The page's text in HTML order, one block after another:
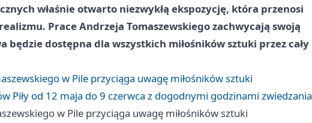
właśnie otwarto niezwykłą ekspozycję, która przenosi
Prace Andrzeja Tomaszewskiego zachwycają swoją
będzie dostępna dla wszystkich miłośników sztuki przez cały
w Pile przyciąga uwagę miłośników sztuki
Piły od 12 maja do 9 czerwca z dogodnymi godzinami zwiedzania
w Pile przyciąga uwagę miłośników sztuki